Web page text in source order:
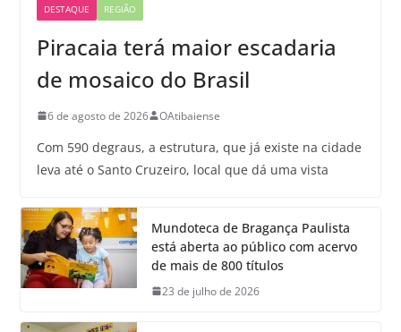
DESTAQUE REGIÃO
Piracaia terá maior escadaria
de mosaico do Brasil
6 de agosto de 2026 OAtibaiense
Com 590 degraus, a estrutura, que já existe na cidade
leva até o Santo Cruzeiro, local que dá uma vista
Mundoteca de Bragança Paulista
está aberta ao público com acervo
de mais de 800 títulos
23 de julho de 2026